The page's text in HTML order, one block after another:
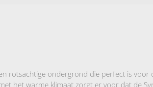
rotsachtige ondergrond die perfect is
het warme klimaat zorgt er voor dat de